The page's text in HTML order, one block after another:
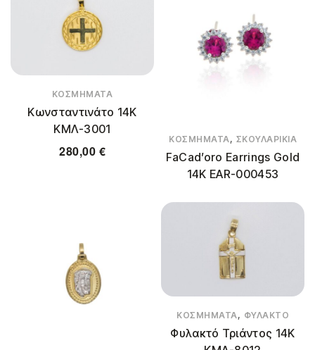
ΚΟΣΜΉΜΑΤΑ
Κωνσταντινάτο 14Κ
ΚΜΛ-3001
280,00 €
ΚΟΣΜΉΜΑΤΑ, ΣΚΟΥΛΑΡΊΚΙΑ
FaCad’oro Earrings Gold
14K EAR-000453
ΚΟΣΜΉΜΑΤΑ , ΦΥΛΑΚΤΌ
Φυλακτό Τριάντος 14Κ